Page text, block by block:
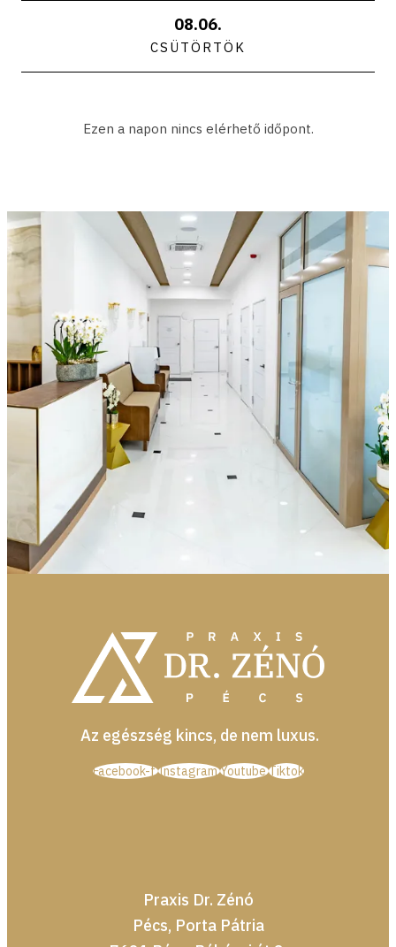
08.06.
CSÜTÖRTÖK
Ezen a napon nincs elérhető időpont.
Helyszín
Orvos
Az alábbi adatok kitöltésével és a "Lefoglalom" gomb
megnyomásával Ön időpontot foglal erre az időpontra.
Kérjük a telefonszám pontos megadására ügyeljen, mert
munkatársaink további egyeztetés céljából
Az egészség kincs, de nem luxus.
Facebook-fInstagramYoutubeTiktok
Praxis Dr. Zénó
Pécs, Porta Pátria